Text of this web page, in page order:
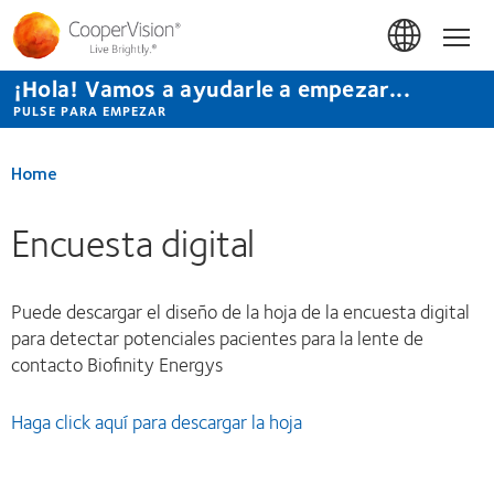
Pasar
contenido
principal
¡Hola! Vamos a ayudarle a empezar...
PULSE PARA EMPEZAR
Home
Encuesta digital
Puede descargar el diseño de la hoja de la encuesta digital
para detectar potenciales pacientes para la lente de
contacto Biofinity Energys
Haga click aquí para descargar la hoja